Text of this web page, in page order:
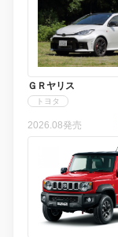
ＧＲヤリス
トヨタ
2026.08発売